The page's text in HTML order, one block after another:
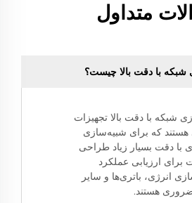
متداول
شبکه با دقت بالا چیست؟
شبکه با دقت بالا تجهیزات
هستند که برای شبیه‌سازی
با دقت بسیار زیاد طراحی
برای ارزیابی عملکرد
انرژی، باتری‌ها و سایر
هستند.